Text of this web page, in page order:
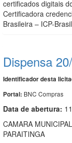
certificados digitais
Certificadora
Brasileira – ICP-Brasil
Dispensa
Identificador desta
Portal: BNC Compras
Data de abertura:
CAMARA
PARAITINGA